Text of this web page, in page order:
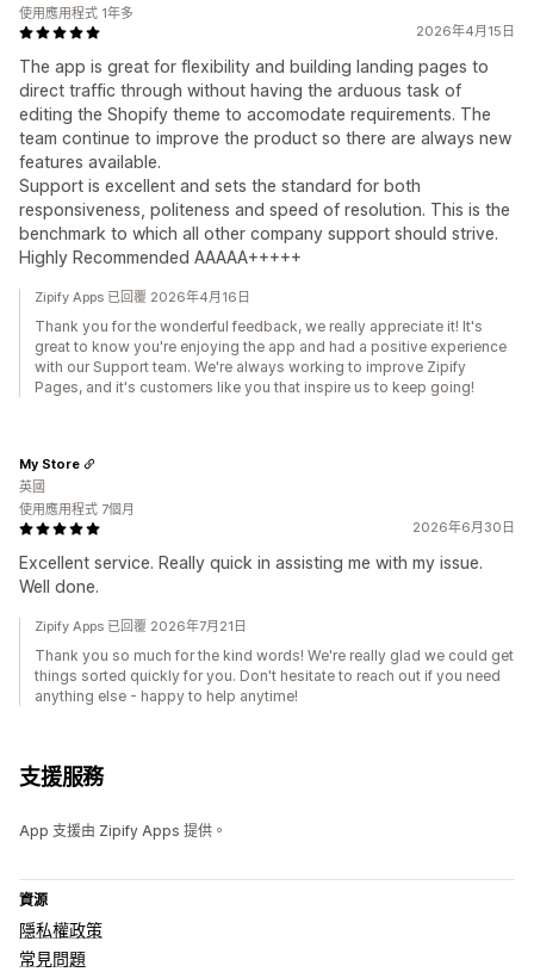
2026年4月15日
The app is great for flexibility and building landing pages to
direct traffic through without having the arduous task of
editing the Shopify theme to accomodate requirements. The
team continue to improve the product so there are always new
features available.
Support is excellent and sets the standard for both
responsiveness, politeness and speed of resolution. This is the
benchmark to which all other company support should strive.
Highly Recommended AAAAA+++++
使用應用程式 1年多
Zipify Apps 已回覆 2026年4月16日
Thank you for the wonderful feedback, we really appreciate it! It's
great to know you're enjoying the app and had a positive experience
with our Support team. We're always working to improve Zipify
Pages, and it's customers like you that inspire us to keep going!
2026年6月30日
Excellent service. Really quick in assisting me with my issue.
Well done.
My Store
英國
使用應用程式 7個月
Zipify Apps 已回覆 2026年7月21日
Thank you so much for the kind words! We're really glad we could get
things sorted quickly for you. Don't hesitate to reach out if you need
anything else - happy to help anytime!
支援服務
App 支援由 Zipify Apps 提供。
資源
隱私權政策
常見問題